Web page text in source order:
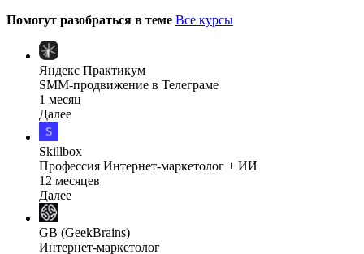
Помогут разобраться в теме Все курсы
Яндекс Практикум
SMM-продвижение в Телеграме
1 месяц
Далее
Skillbox
Профессия Интернет-маркетолог + ИИ
12 месяцев
Далее
GB (GeekBrains)
Интернет-маркетолог